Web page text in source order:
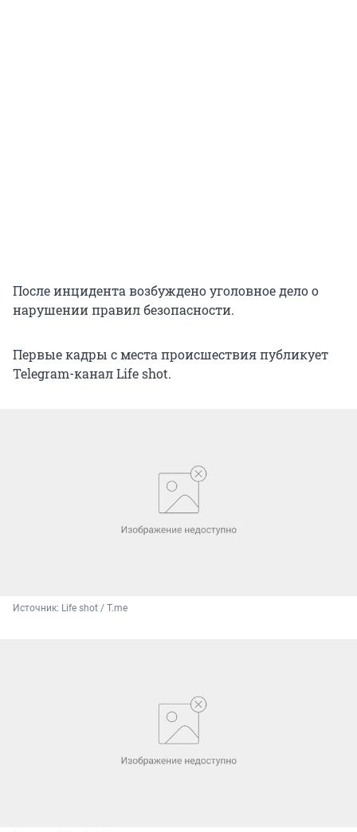
После инцидента возбуждено уголовное дело о
нарушении правил безопасности.
Первые кадры с места происшествия публикует
Telegram-канал Life shot.
Источник: Life shot / T.me